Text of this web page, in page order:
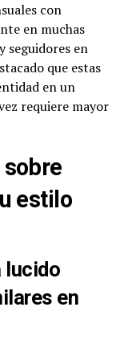
con
en muchas
seguidores en
que estas
en un
requiere mayor
estilo
lucido
en